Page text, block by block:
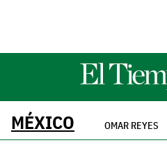
MÉXICO OMAR REYES